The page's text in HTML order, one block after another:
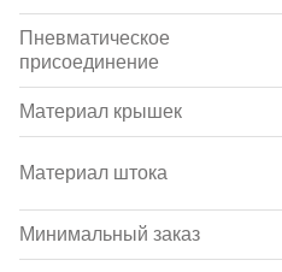
Пневматическое
присоединение
Материал крышек
Материал штока
Минимальный заказ